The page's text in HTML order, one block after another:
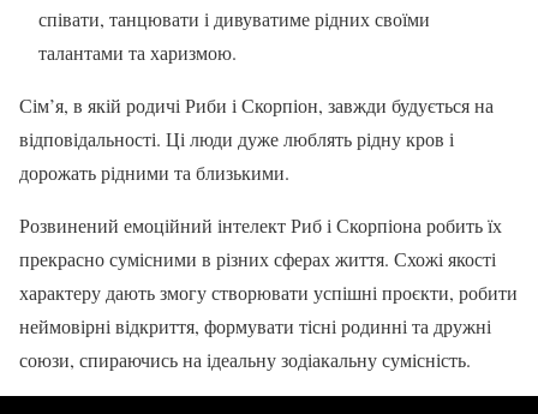
співати, танцювати і дивуватиме рідних своїми
талантами та харизмою.
Сім’я, в якій родичі Риби і Скорпіон, завжди будується на
відповідальності. Ці люди дуже люблять рідну кров і
дорожать рідними та близькими.
Розвинений емоційний інтелект Риб і Скорпіона робить їх
прекрасно сумісними в різних сферах життя. Схожі якості
характеру дають змогу створювати успішні проєкти, робити
неймовірні відкриття, формувати тісні родинні та дружні
союзи, спираючись на ідеальну зодіакальну сумісність.